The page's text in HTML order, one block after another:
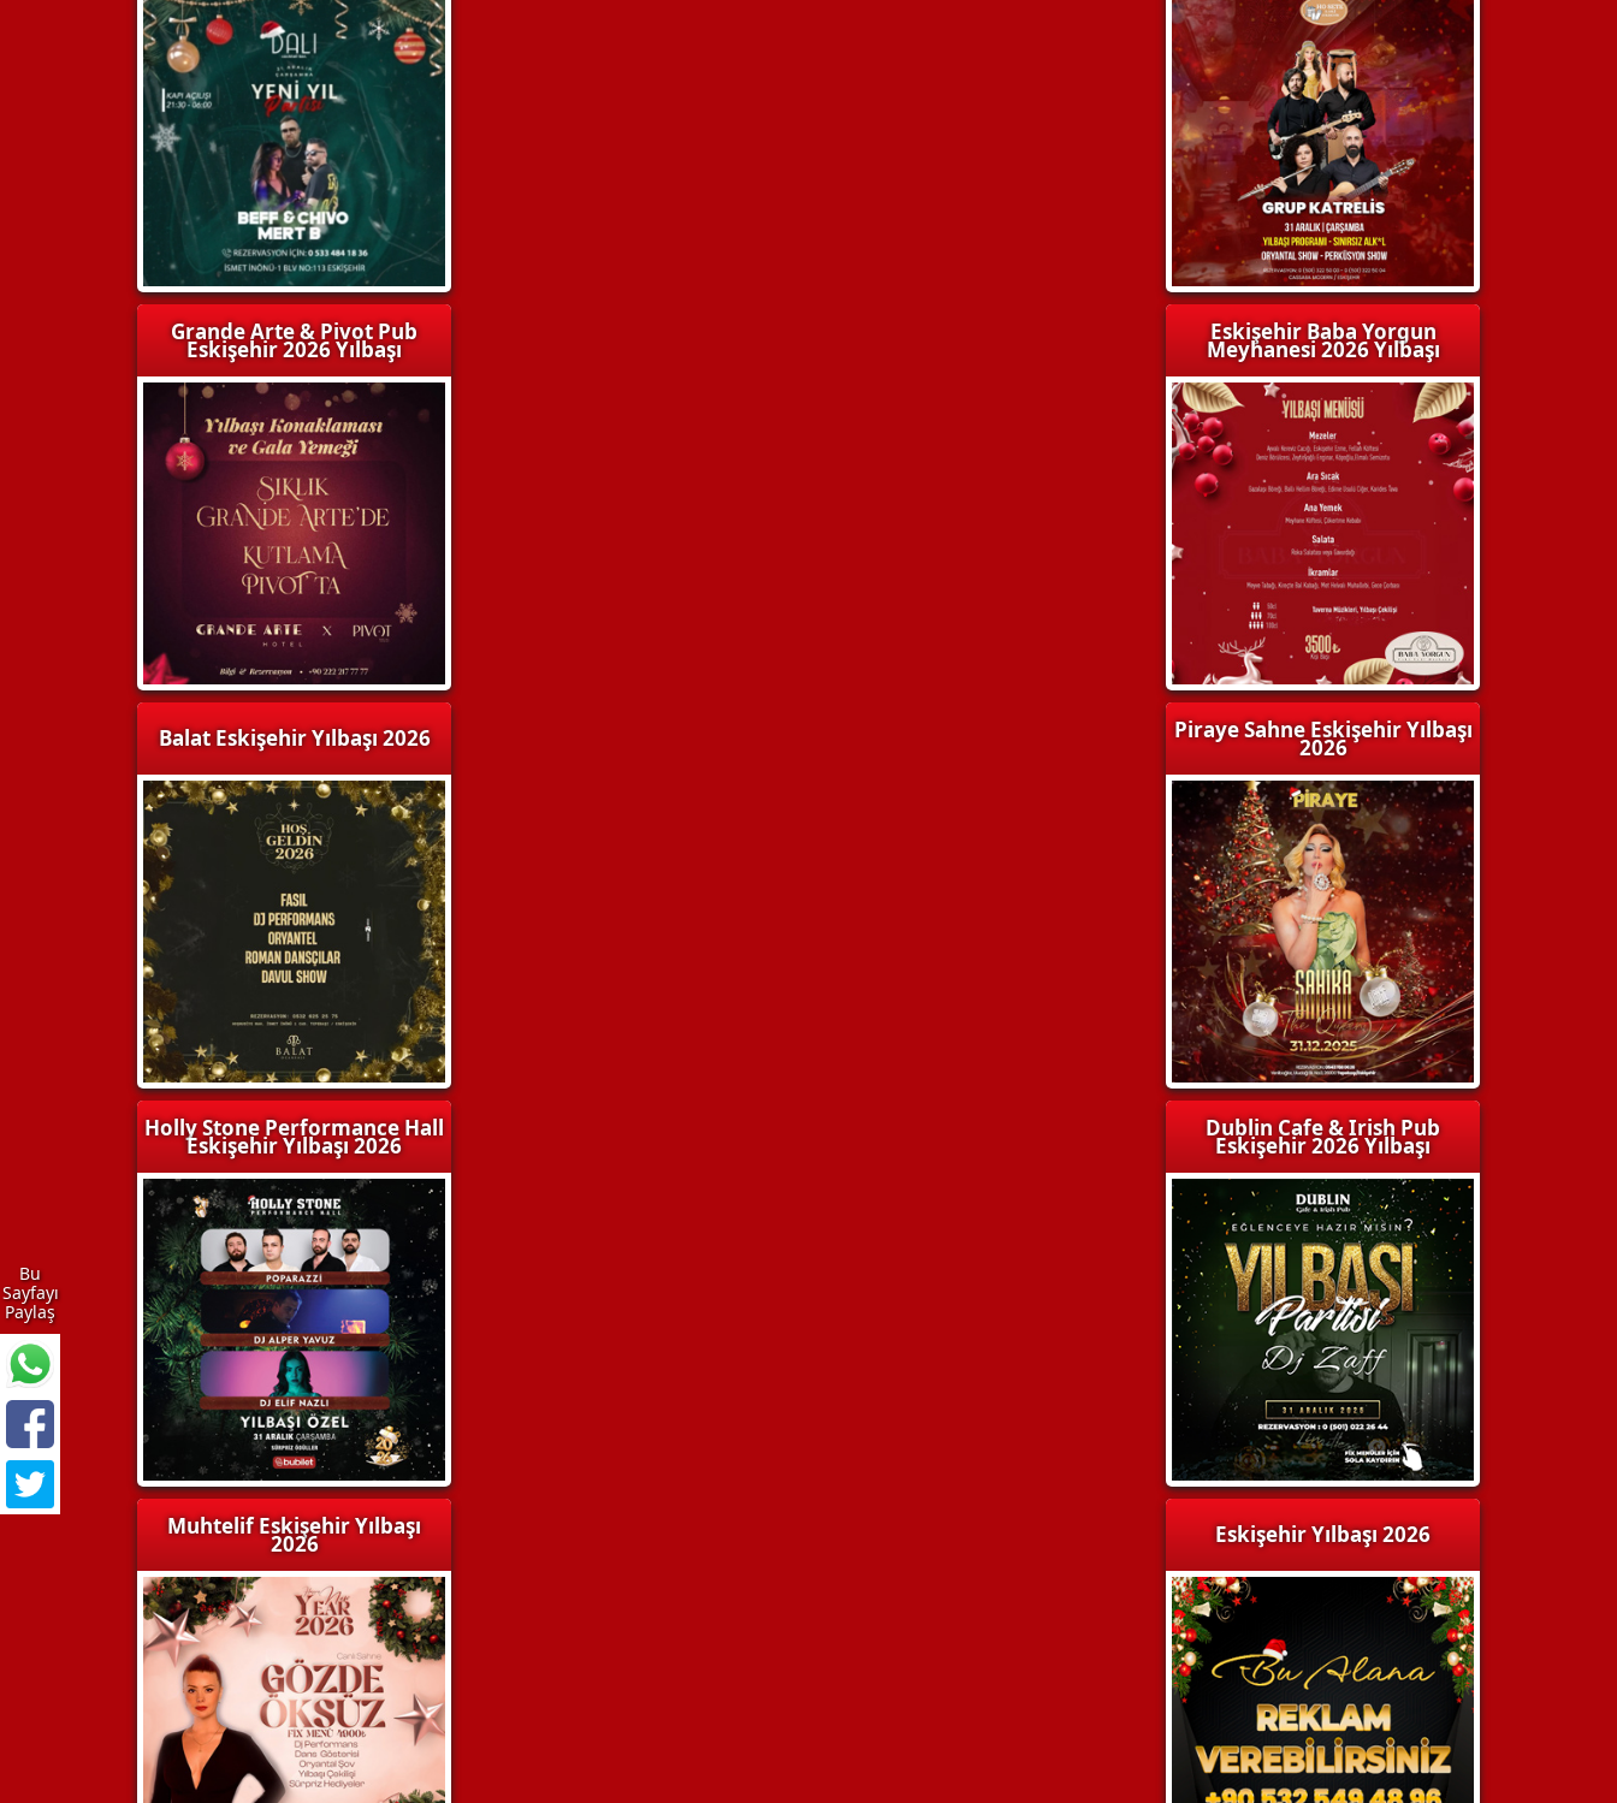
Grande Arte & Pivot Pub
Eskişehir 2026 Yılbaşı
Balat Eskişehir Yılbaşı 2026
Holly Stone Performance Hall
Eskişehir Yılbaşı 2026
Muhtelif Eskişehir Yılbaşı
2026
Eskişehir Baba Yorgun
Meyhanesi 2026 Yılbaşı
Piraye Sahne Eskişehir Yılbaşı
2026
Dublin Cafe & Irish Pub
Eskişehir 2026 Yılbaşı
Eskişehir Yılbaşı 2026
Bu
Sayfayı
Paylaş